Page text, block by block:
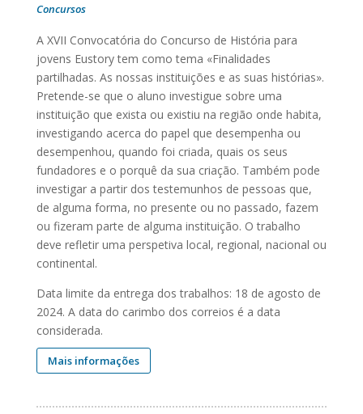
Concursos
A XVII Convocatória do Concurso de História para
jovens Eustory tem como tema «Finalidades
partilhadas. As nossas instituições e as suas histórias».
Pretende-se que o aluno investigue sobre uma
instituição que exista ou existiu na região onde habita,
investigando acerca do papel que desempenha ou
desempenhou, quando foi criada, quais os seus
fundadores e o porquê da sua criação. Também pode
investigar a partir dos testemunhos de pessoas que,
de alguma forma, no presente ou no passado, fazem
ou fizeram parte de alguma instituição. O trabalho
deve refletir uma perspetiva local, regional, nacional ou
continental.
Data limite da entrega dos trabalhos: 18 de agosto de
2024. A data do carimbo dos correios é a data
considerada.
Mais informações